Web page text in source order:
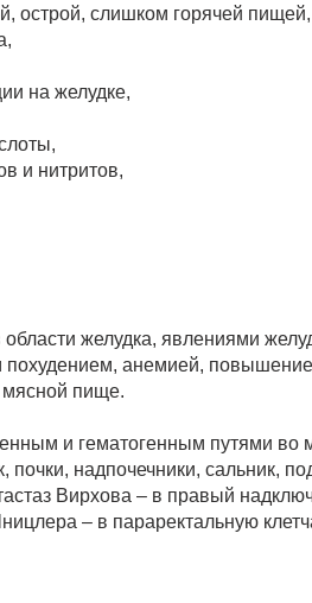
острой, слишком горячей пищей,
на желудке,
и нитритов,
желудка, явлениями
похудением, анемией,
мясной пище.
и гематогенным путями во
почки, надпочечники, сальник,
Вирхова – в правый
– в параректальную